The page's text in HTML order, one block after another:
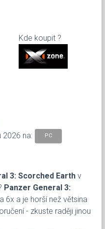
Kde koupit ?
2026 na: PC
3: Scorched Earth v
Panzer General 3:
6x a je horší než větsina
- zkuste raději jinou